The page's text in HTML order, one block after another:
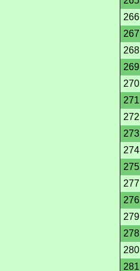
266
267
268
269
270
271
272
273
274
275
277
276
279
278
280
281